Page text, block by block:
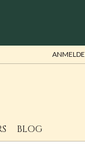
BLOG